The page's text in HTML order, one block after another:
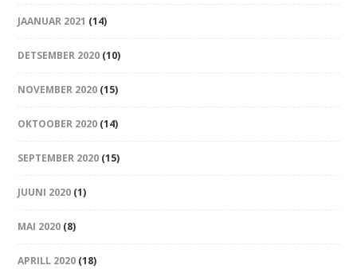
JAANUAR 2021 (14)
DETSEMBER 2020 (10)
NOVEMBER 2020 (15)
OKTOOBER 2020 (14)
SEPTEMBER 2020 (15)
JUUNI 2020 (1)
MAI 2020 (8)
APRILL 2020 (18)